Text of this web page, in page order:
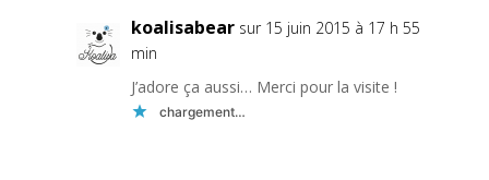
koalisabear sur 15 juin 2015 à 17 h 55
min
J’adore ça aussi… Merci pour la visite !
chargement…